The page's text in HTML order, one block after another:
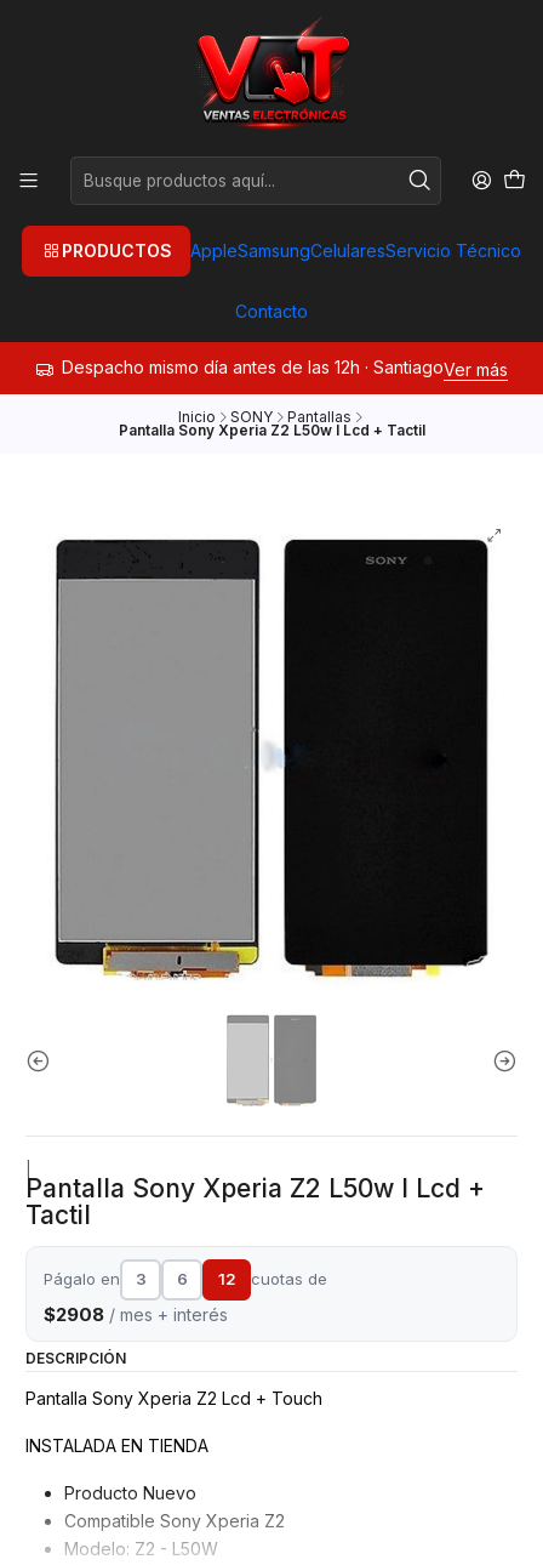
PRODUCTOS AppleSamsungCelularesServicio Técnico
Contacto
Despacho mismo día antes de las 12h · SantiagoVer más
Inicio SONY Pantallas
Pantalla Sony Xperia Z2 L50w I Lcd + Tactil
Pantalla Sony Xperia Z2 L50w I Lcd +
Tactil
Págalo en 3 6 12 cuotas de
$2908 / mes + interés
DESCRIPCIÓN
Pantalla Sony Xperia Z2 Lcd + Touch
INSTALADA EN TIENDA
Producto Nuevo
Compatible Sony Xperia Z2
Modelo: Z2 - L50W